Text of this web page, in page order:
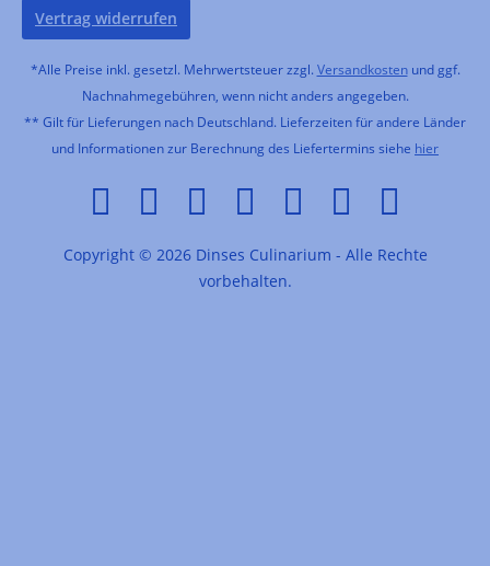
Vertrag widerrufen
*Alle Preise inkl. gesetzl. Mehrwertsteuer zzgl. Versandkostenund ggf.
Nachnahmegebühren, wenn nicht anders angegeben.
** Gilt für Lieferungen nach Deutschland. Lieferzeiten für andere Länder
und Informationen zur Berechnung des Liefertermins siehe hier
Copyright © 2026 Dinses Culinarium - Alle Rechte
vorbehalten.